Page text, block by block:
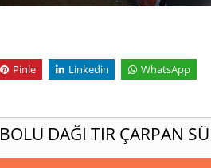
Pinle Linkedin WhatsApp
BOLU DAĞI TIR ÇARPAN